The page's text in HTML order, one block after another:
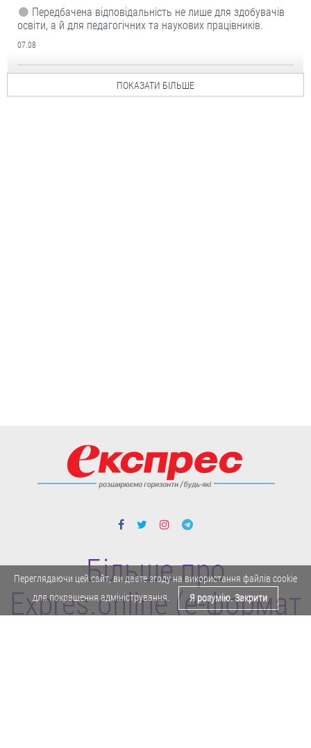
Передбачена відповідальність не лише для здобувачів
освіти, а й для педагогічних та наукових працівників.
07.08
ПОКАЗАТИ БІЛЬШЕ
Більше про
Expres.online (e-формат
Переглядаючи цей сайт, ви даєте згоду на використання файлів cookie
для покращення адміністрування.
Я розумію. Закрити